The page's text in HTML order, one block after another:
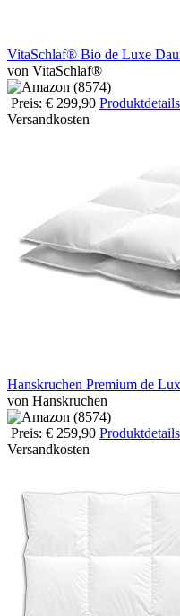
VitaSchlaf® Bio de Luxe
von VitaSchlaf®
Preis: € 299,90
Versandkosten
Hanskruchen Premium de
von Hanskruchen
Preis: € 259,90
Versandkosten